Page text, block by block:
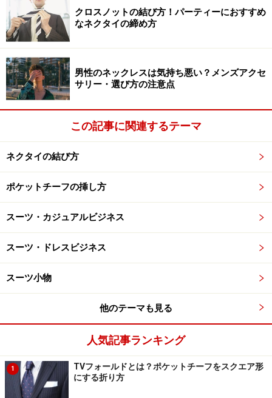
手順5
首もとのループに大剣先を下から上に引き上げます。
プレーンノットの結び方手順6
プレーンノットの結び方手順7
クロスノットの結び方！パーティーにおすすめ
なネクタイの締め方
男性のネックレスは気持ち悪い？メンズアクセ
サリー・選び方の注意点
この記事に関連するテーマ
ネクタイの結び方
ポケットチーフの挿し方
スーツ・カジュアルビジネス
スーツ・ドレスビジネス
スーツ小物
他のテーマも見る
人気記事ランキング
1
TVフォールドとは？ポケットチーフをスクエア形
にする折り方